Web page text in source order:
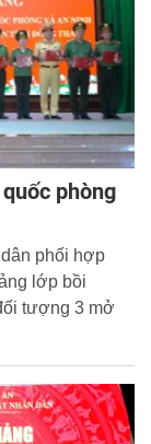
phòng
phối hợp
lớp bồi
tượng 3 mở